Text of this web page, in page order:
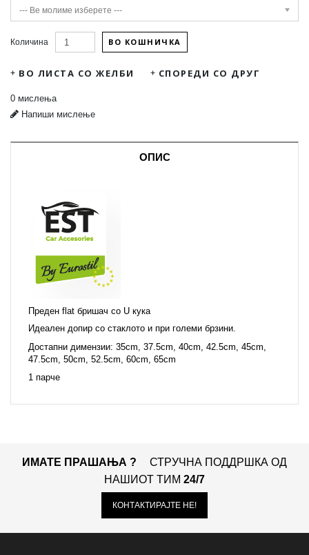
--- Ве молиме изберете ---
Количина ВО КОШНИЧКА
ВО ЛИСТА СО ЖЕЛБИ СПОРЕДИ СО ДРУГ
0 мислења
Напиши мислење
ОПИС
Преден flat бришач со U кука
Идеален допир со стаклото и при големи брзини.
Достапни димензии: 35cm, 37.5cm, 40cm, 42.5cm, 45cm,
47.5cm, 50cm, 52.5cm, 60cm, 65cm
1 парче
ИМАТЕ ПРАШАЊА ?
СТРУЧНА ПОДДРШКА ОД
НАШИОТ ТИМ 24/7
КОНТАКТИРАЈТЕ НЕ!